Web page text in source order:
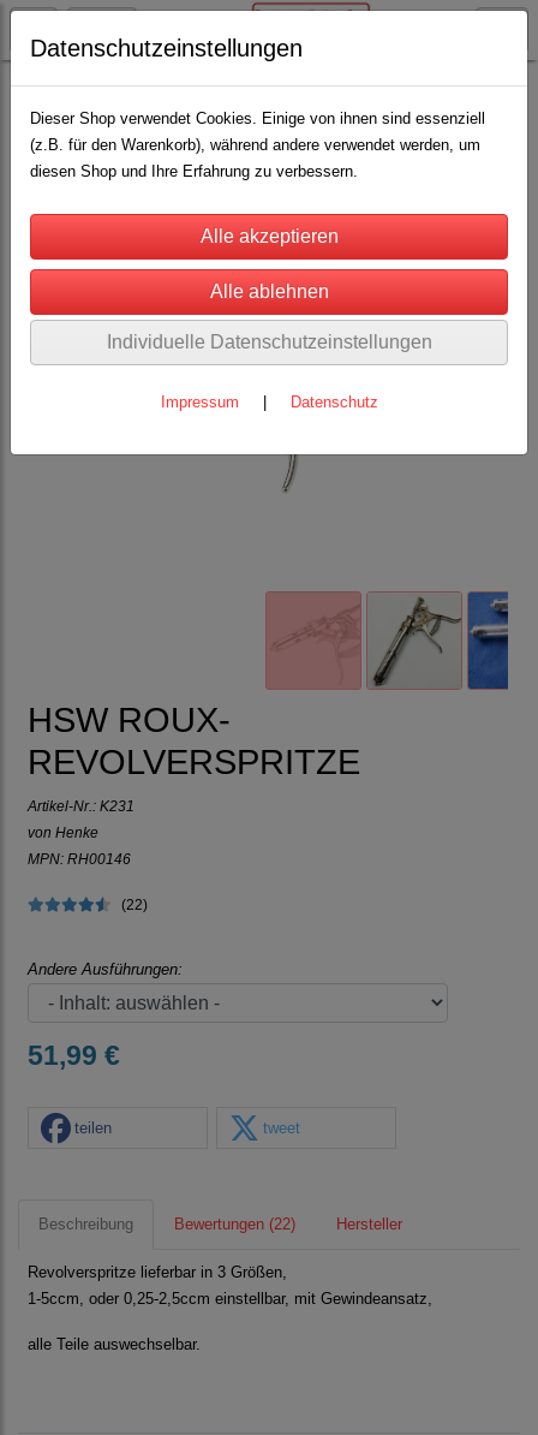
Rinderhaltung Spritzen u.Impfen(8)
HSW ROUX-
REVOLVERSPRITZE
Artikel-Nr.: K231
von Henke
MPN: RH00146
(22)
Andere Ausführungen:
51,99 €
teilen tweet
Beschreibung Bewertungen (22) Hersteller
Revolverspritze lieferbar in 3 Größen,
1-5ccm, oder 0,25-2,5ccm einstellbar, mit Gewindeansatz,
alle Teile auswechselbar.
Datenschutzeinstellungen
Dieser Shop verwendet Cookies. Einige von ihnen sind essenziell
(z.B. für den Warenkorb), während andere verwendet werden, um
diesen Shop und Ihre Erfahrung zu verbessern.
Individuelle Datenschutzeinstellungen
Impressum Datenschutz